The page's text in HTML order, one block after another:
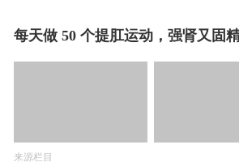
每天做 50 个提肛运动，强肾又固
来源栏目